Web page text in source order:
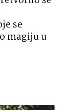
se
magiju u